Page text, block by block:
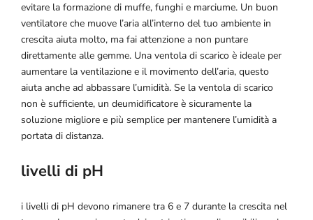
evitare la formazione di muffe, funghi e marciume. Un buon
ventilatore che muove l’aria all’interno del tuo ambiente in
crescita aiuta molto, ma fai attenzione a non puntare
direttamente alle gemme. Una ventola di scarico è ideale per
aumentare la ventilazione e il movimento dell’aria, questo
aiuta anche ad abbassare l’umidità. Se la ventola di scarico
non è sufficiente, un deumidificatore è sicuramente la
soluzione migliore e più semplice per mantenere l’umidità a
portata di distanza.
livelli di pH
i livelli di pH devono rimanere tra 6 e 7 durante la crescita nel